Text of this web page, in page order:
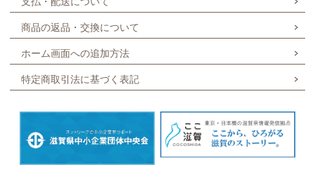
商品の返品・交換について
ホーム画面への追加方法
特定商取引法に基づく表記